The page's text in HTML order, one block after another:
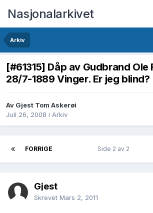
Nasjonalarkivet
Arkiv
[#61315] Dåp av Gudbrand Ole
28/7-1889 Vinger. Er jeg blind?
Av Gjest Tom Askerøi
Juli 26, 2008 i Arkiv
FORRIGE Side 2 av 2
Gjest
Skrevet Mars 2, 2011